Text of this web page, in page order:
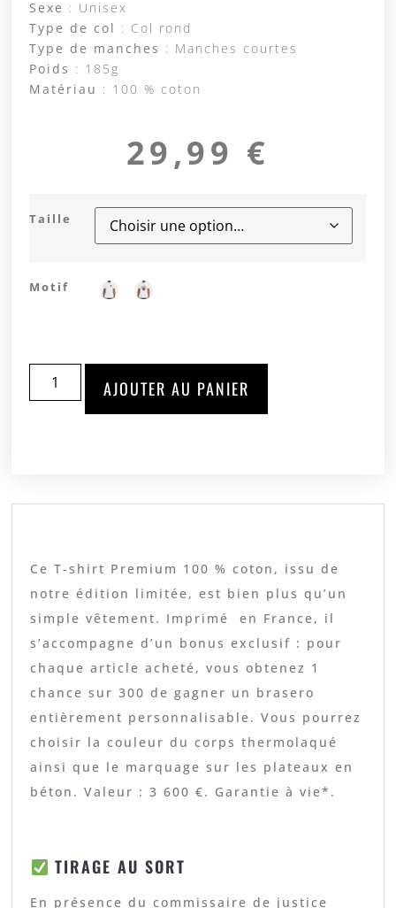
Sexe : Unisex
Type de col : Col rond
Type de manches : Manches courtes
Poids : 185g
Matériau : 100 % coton
29,99 €
Taille
Motif
AJOUTER AU PANIER
Ce T-shirt Premium 100 % coton, issu de
notre édition limitée, est bien plus qu’un
simple vêtement. Imprimé en France, il
s’accompagne d’un bonus exclusif : pour
chaque article acheté, vous obtenez 1
chance sur 300 de gagner un brasero
entièrement personnalisable. Vous pourrez
choisir la couleur du corps thermolaqué
ainsi que le marquage sur les plateaux en
béton. Valeur : 3 600 €. Garantie à vie*.
TIRAGE AU SORT
En présence du commissaire de justice